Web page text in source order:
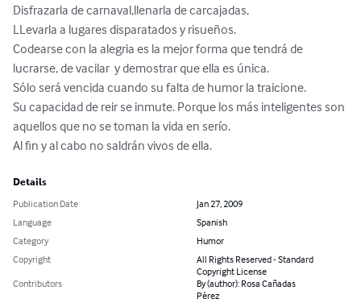
Disfrazarla de carnaval,llenarla de carcajadas,
LLevarla a lugares disparatados y risueños.
Codearse con la alegria es la mejor forma que tendrá de
lucrarse, de vacilar  y demostrar que ella es única.
Sólo será vencida cuando su falta de humor la traicione.
Su capacidad de reir se inmute. Porque los más inteligentes son
aquellos que no se toman la vida en serío.
Al fin y al cabo no saldrán vivos de ella.
Details
Publication Date
Jan 27, 2009
Language
Spanish
Category
Humor
Copyright
All Rights Reserved - Standard
Copyright License
Contributors
By (author): Rosa Cañadas
Pérez